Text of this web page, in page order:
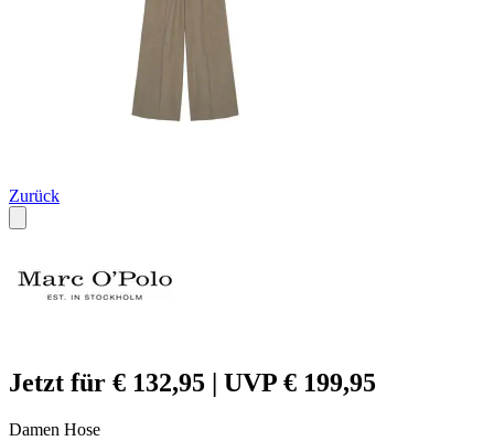
Zurück
Jetzt für € 132,95 | UVP € 199,95
Damen Hose